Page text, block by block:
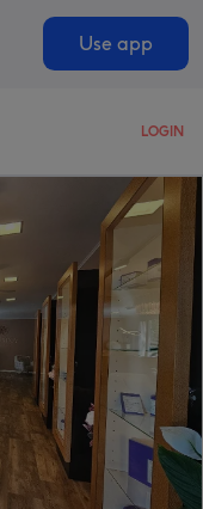
Use app
LOGIN